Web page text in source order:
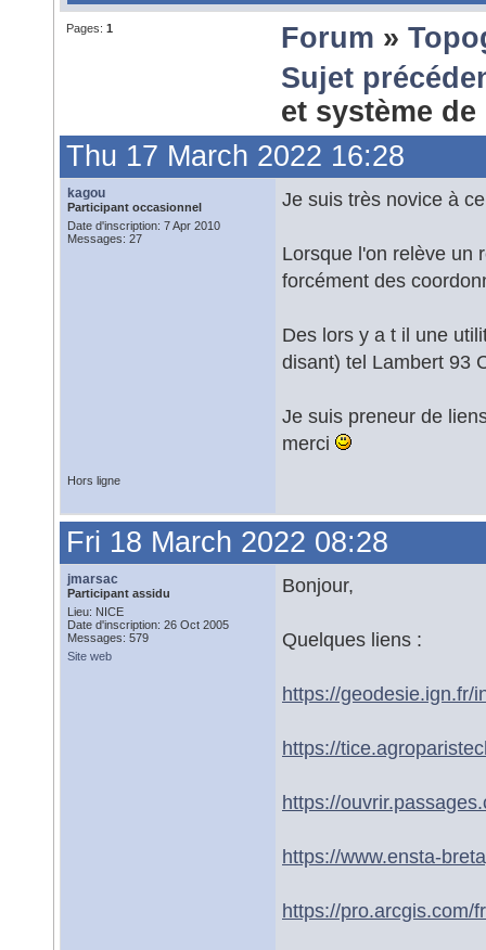
Pages: 1 Forum »
Sujet
et système
Thu 17 March 2022 16:28
kagou
Participant occasionnel
Date d'inscription: 7 Apr 2010
Messages: 27
Je suis très novice à
Lorsque l'on relève un
forcément des
Des lors y a t il une
disant) tel Lambert 93
Je suis preneur de
merci
Hors ligne
Fri 18 March 2022 08:28
jmarsac
Participant assidu
Lieu: NICE
Date d'inscription: 26 Oct 2005
Messages: 579
Site web
Bonjour,
Quelques liens :
https://geodesie.ign.fr/
https://
https://
https://www.ensta-
https://